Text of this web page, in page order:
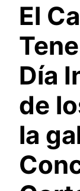
El
Día
de
la